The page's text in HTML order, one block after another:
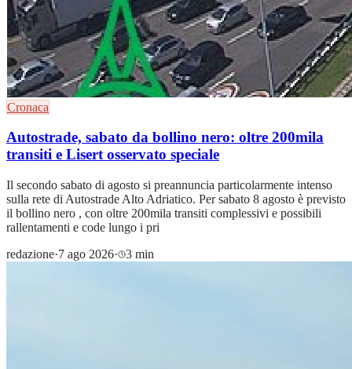
Cronaca
Autostrade, sabato da bollino nero: oltre 200mila
transiti e Lisert osservato speciale
Il secondo sabato di agosto si preannuncia particolarmente intenso
sulla rete di Autostrade Alto Adriatico. Per sabato 8 agosto è previsto
il bollino nero , con oltre 200mila transiti complessivi e possibili
rallentamenti e code lungo i pri
redazione·7 ago 2026· 3 min